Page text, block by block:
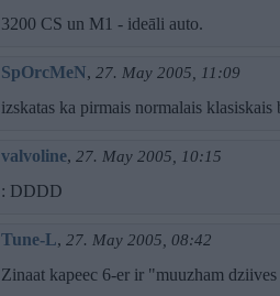
3200 CS un M1 - ideāli auto.
SpOrcMeN, 27. May 2005, 11:09
izskatas ka pirmais normalais
valvoline, 27. May 2005, 10:15
: DDDD
Tune-L, 27. May 2005, 08:42
Zinaat kapeec 6-er ir "muuzham